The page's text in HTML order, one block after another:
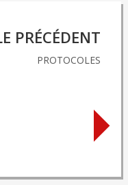
PRÉCÉDENT
PROTOCOLES